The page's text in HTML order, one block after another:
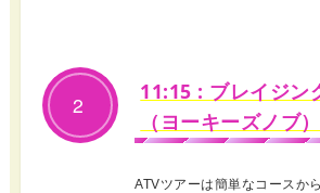
2
11:15 : ブレイジン
（ヨーキーズノブ）
ATVツアーは簡単なコースか